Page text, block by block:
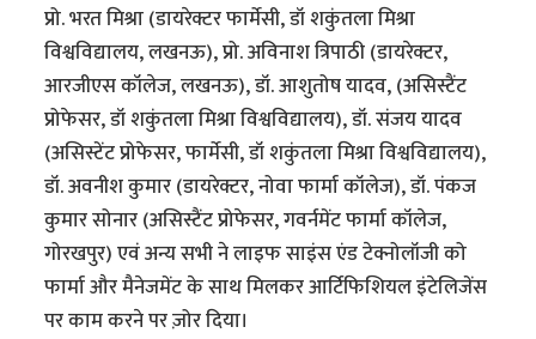
प्रो. भरत मिश्रा (डायरेक्टर फार्मेसी, डॉ शकुंतला मिश्रा
विश्वविद्यालय, लखनऊ), प्रो. अविनाश त्रिपाठी (डायरेक्टर,
आरजीएस कॉलेज, लखनऊ), डॉ. आशुतोष यादव, (असिस्टैंट
प्रोफेसर, डॉ शकुंतला मिश्रा विश्वविद्यालय), डॉ. संजय यादव
(असिस्टेंट प्रोफेसर, फार्मेसी, डॉ शकुंतला मिश्रा विश्वविद्यालय),
डॉ. अवनीश कुमार (डायरेक्टर, नोवा फार्मा कॉलेज), डॉ. पंकज
कुमार सोनार (असिस्टैंट प्रोफेसर, गवर्नमेंट फार्मा कॉलेज,
गोरखपुर) एवं अन्य सभी ने लाइफ साइंस एंड टेक्नोलॉजी को
फार्मा और मैनेजमेंट के साथ मिलकर आर्टिफिशियल इंटेलिजेंस
पर काम करने पर ज़ोर दिया।